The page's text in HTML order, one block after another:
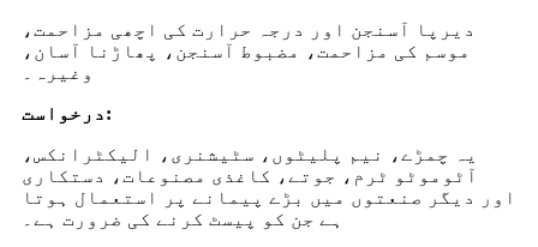
دیرپا آسنجن اور درجہ حرارت کی اچھی مزاحمت،
موسم کی مزاحمت، مضبوط آسنجن، پھاڑنا آسان،
وغیرہ۔
درخواست:
یہ چمڑے، نیم پلیٹوں، سٹیشنری، الیکٹرانکس،
آٹوموٹو ٹرم، جوتے، کاغذی مصنوعات، دستکاری
اور دیگر صنعتوں میں بڑے پیمانے پر استعمال ہوتا
ہے جن کو پیسٹ کرنے کی ضرورت ہے۔